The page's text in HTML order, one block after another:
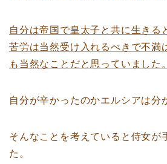
自分は帝国で皇太子と共に生きる
苦労は当然受け入れるべきで不満
も当然なことだと思っていました。
自分が辛かったのかエルシアは分
そんなことを考えていると侍女が
た。